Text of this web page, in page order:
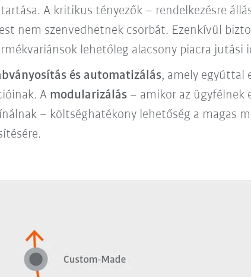
A kritikus tényezők – rendelkezésre
nem szenvedhetnek csorbát. Ezenkívül
lehetőleg alacsony piacra jutási
és automatizálás, amely egyúttal
A modularizálás– amikor az ügyfélnek
– költséghatékony lehetőség a magas